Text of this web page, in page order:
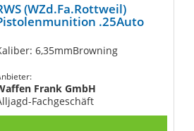
(WZd.Fa.Rottweil)
.25Auto
6,35mmBrowning
Frank GmbH
Fachgeschäft